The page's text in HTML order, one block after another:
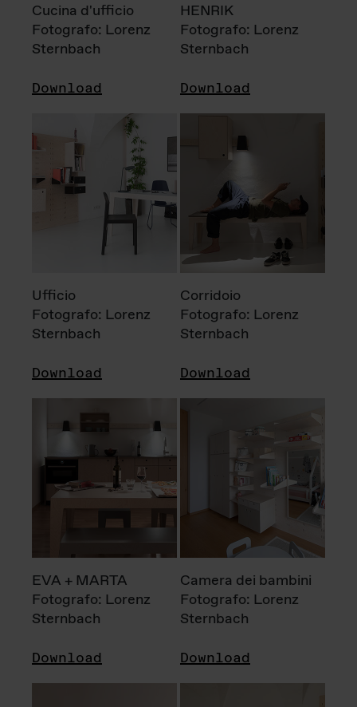
Cucina d'ufficio
Fotografo: Lorenz
Sternbach
Download
HENRIK
Fotografo: Lorenz
Sternbach
Download
Ufficio
Fotografo: Lorenz
Sternbach
Download
Corridoio
Fotografo: Lorenz
Sternbach
Download
EVA + MARTA
Fotografo: Lorenz
Sternbach
Download
Camera dei bambini
Fotografo: Lorenz
Sternbach
Download